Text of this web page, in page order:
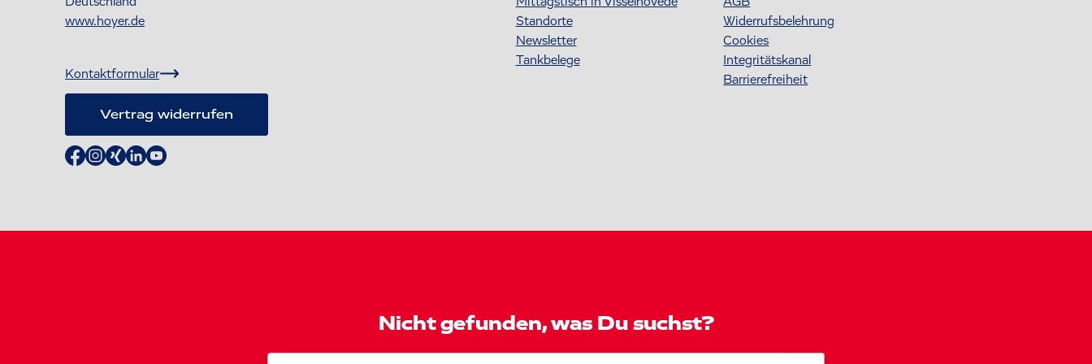
www.hoyer.de
Kontaktformular
Vertrag widerrufen
Standorte
Newsletter
Tankbelege
Widerrufsbelehrung
Cookies
Integritätskanal
Barrierefreiheit
Nicht gefunden, was Du suchst?